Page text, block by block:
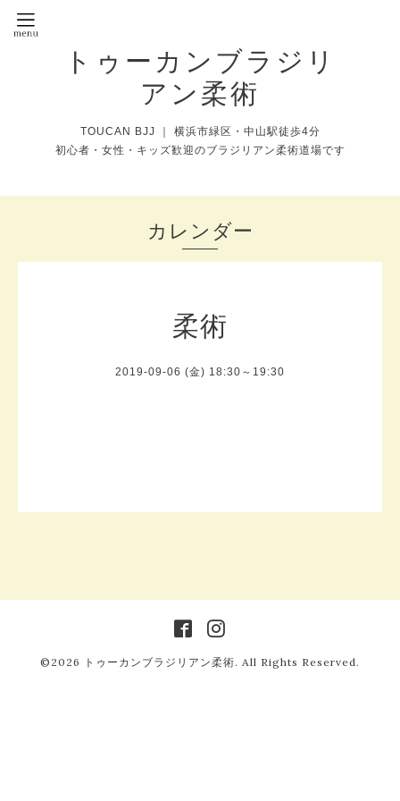
トゥーカンブラジリ
アン柔術
TOUCAN BJJ ｜ 横浜市緑区・中山駅徒歩4分
初心者・女性・キッズ歓迎のブラジリアン柔術道場です
カレンダー
柔術
2019-09-06 (金) 18:30～19:30
©2026 トゥーカンブラジリアン柔術. All Rights Reserved.